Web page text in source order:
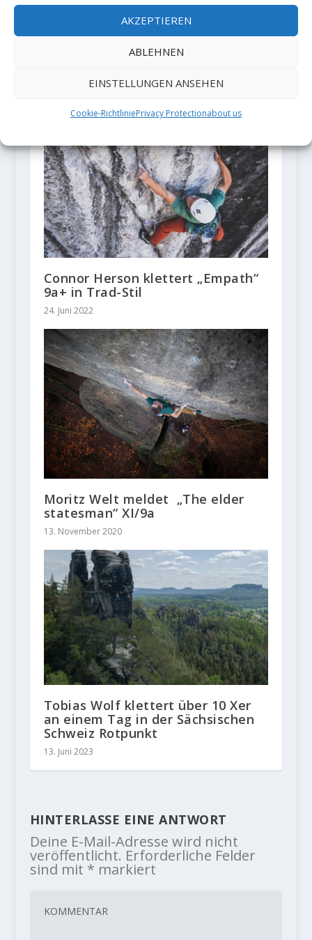
AKZEPTIEREN
ABLEHNEN
EINSTELLUNGEN ANSEHEN
Cookie-RichtliniePrivacy Protectionabout us
Routen in Osp
Connor Herson klettert „Empath“
9a+ in Trad-Stil
24. Juni 2022
Moritz Welt meldet „The elder
statesman“ XI/9a
13. November 2020
Tobias Wolf klettert über 10 Xer
an einem Tag in der Sächsischen
Schweiz Rotpunkt
13. Juni 2023
HINTERLASSE EINE ANTWORT
Deine E-Mail-Adresse wird nicht
veröffentlicht. Erforderliche Felder
sind mit * markiert